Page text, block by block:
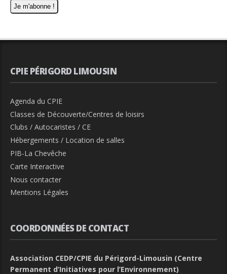
CPIE PÉRIGORD LIMOUSIN
Agenda du CPIE
Classes de Découverte/Centres de loisirs
Clubs / Autocaristes / CE
Hébergements / Location de salles
PIB-La Chevêche
Carte Interactive
Nous contacter
Mentions Légales
COORDONNÉES DE CONTACT
Association CEDP/CPIE du Périgord-Limousin (Centre
Permanent d’Initiatives pour l’Environnement)